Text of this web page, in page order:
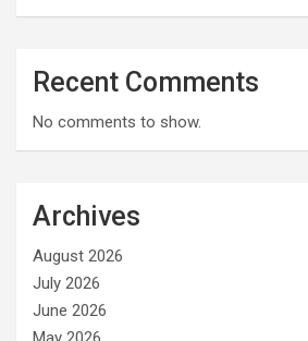
Recent Comments
No comments to show.
Archives
August 2026
July 2026
June 2026